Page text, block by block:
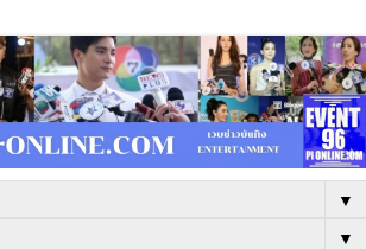
▼
▼